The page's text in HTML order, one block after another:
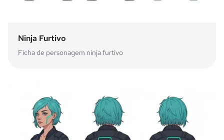
Ninja Furtivo
Ficha de personagem ninja furtivo